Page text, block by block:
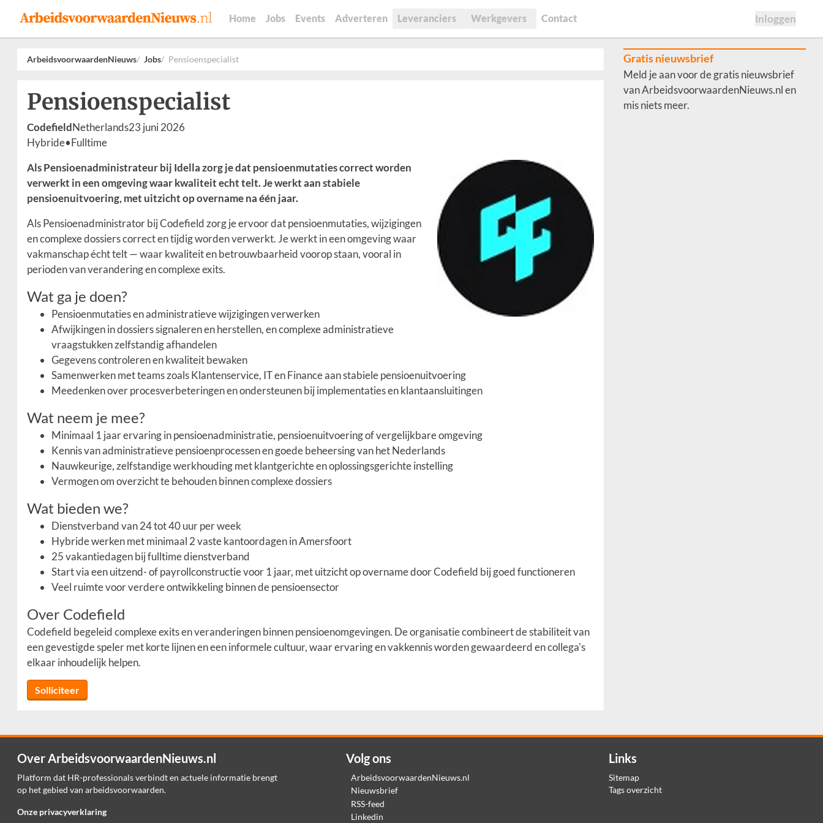
Home Jobs Events Adverteren Leveranciers Werkgevers Contact Inloggen
ArbeidsvoorwaardenNieuws Jobs Pensioenspecialist
Pensioenspecialist
CodefieldNetherlands23 juni 2026
Hybride•Fulltime
Als Pensioenadministrateur bij Idella zorg je dat pensioenmutaties correct worden
verwerkt in een omgeving waar kwaliteit echt telt. Je werkt aan stabiele
pensioenuitvoering, met uitzicht op overname na één jaar.
Als Pensioenadministrator bij Codefield zorg je ervoor dat pensioenmutaties, wijzigingen
en complexe dossiers correct en tijdig worden verwerkt. Je werkt in een omgeving waar
vakmanschap écht telt — waar kwaliteit en betrouwbaarheid voorop staan, vooral in
perioden van verandering en complexe exits.
Wat ga je doen?
Pensioenmutaties en administratieve wijzigingen verwerken
Afwijkingen in dossiers signaleren en herstellen, en complexe administratieve
vraagstukken zelfstandig afhandelen
Gegevens controleren en kwaliteit bewaken
Samenwerken met teams zoals Klantenservice, IT en Finance aan stabiele pensioenuitvoering
Meedenken over procesverbeteringen en ondersteunen bij implementaties en klantaansluitingen
Wat neem je mee?
Minimaal 1 jaar ervaring in pensioenadministratie, pensioenuitvoering of vergelijkbare omgeving
Kennis van administratieve pensioenprocessen en goede beheersing van het Nederlands
Nauwkeurige, zelfstandige werkhouding met klantgerichte en oplossingsgerichte instelling
Vermogen om overzicht te behouden binnen complexe dossiers
Wat bieden we?
Dienstverband van 24 tot 40 uur per week
Hybride werken met minimaal 2 vaste kantoordagen in Amersfoort
25 vakantiedagen bij fulltime dienstverband
Start via een uitzend- of payrollconstructie voor 1 jaar, met uitzicht op overname door Codefield bij goed functioneren
Veel ruimte voor verdere ontwikkeling binnen de pensioensector
Over Codefield
Codefield begeleid complexe exits en veranderingen binnen pensioenomgevingen. De organisatie combineert de stabiliteit van
een gevestigde speler met korte lijnen en een informele cultuur, waar ervaring en vakkennis worden gewaardeerd en collega's
elkaar inhoudelijk helpen.
Solliciteer
Gratis nieuwsbrief
Meld je aan voor de gratis nieuwsbrief
van ArbeidsvoorwaardenNieuws.nl en
mis niets meer.
Over ArbeidsvoorwaardenNieuws.nl
Platform dat HR-professionals verbindt en actuele informatie brengt
op het gebied van arbeidsvoorwaarden.
Onze privacyverklaring
Volg ons
ArbeidsvoorwaardenNieuws.nl
Nieuwsbrief
RSS-feed
Linkedin
Links
Sitemap
Tags overzicht